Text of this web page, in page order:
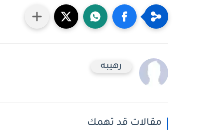
رهيبه
مقالات قد تهمك